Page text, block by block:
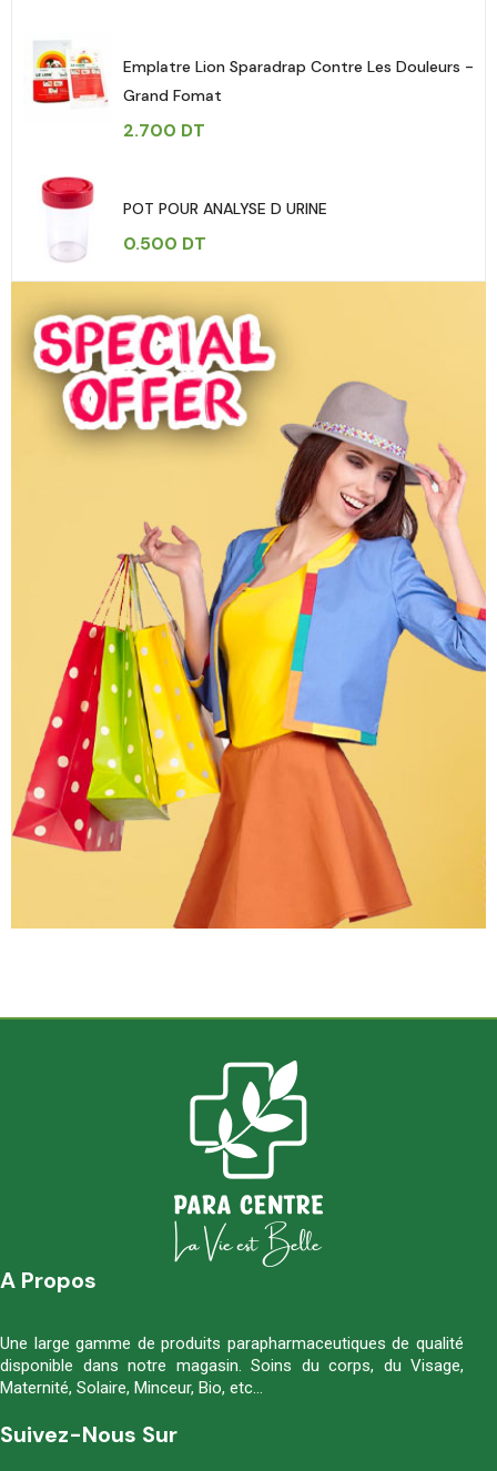
Emplatre Lion Sparadrap Contre Les Douleurs -
Grand Fomat
2.700 DT
POT POUR ANALYSE D URINE
0.500 DT
A Propos
Une large gamme de produits parapharmaceutiques de qualité
disponible dans notre magasin. Soins du corps, du Visage,
Maternité, Solaire, Minceur, Bio, etc…
Suivez-Nous Sur